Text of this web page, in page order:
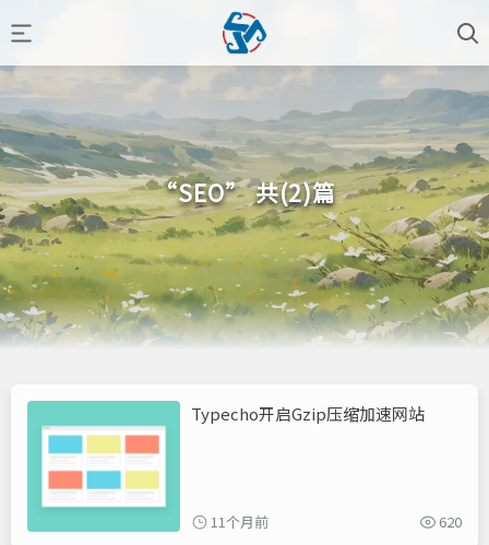
“SEO” 共(2)篇
Typecho开启Gzip压缩加速网站
11个月前 620